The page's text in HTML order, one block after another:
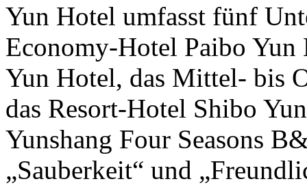
Yun Hotel umfasst fünf
Economy-Hotel Paibo
Yun Hotel, das Mittel- bis
das Resort-Hotel Shibo
Yunshang Four Seasons
„Sauberkeit“ und